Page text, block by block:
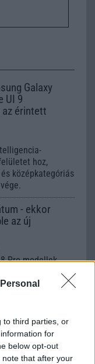
to third parties, or
for
below opt-out
that after your
Galaxy
UI 9
érintett
hoz,
középkategóriás
- ekkor
az új
Pro modellek
szóló
rajtot.
hat
könnyíti